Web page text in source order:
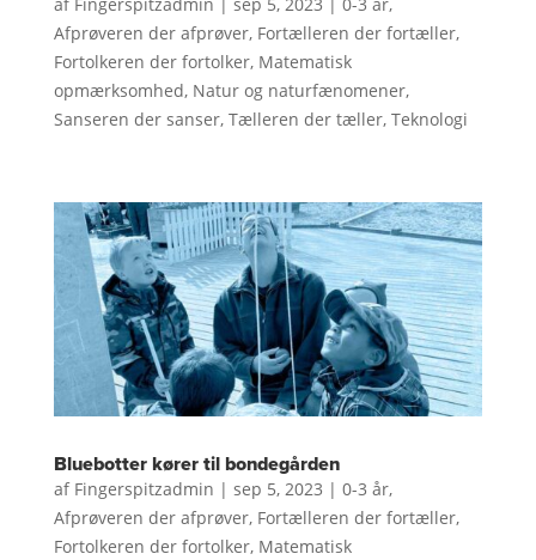
Afprøveren der afprøver, Fortælleren der fortæller,
Fortolkeren der fortolker, Matematisk
opmærksomhed, Natur og naturfænomener,
Sanseren der sanser, Tælleren der tæller, Teknologi
Bluebotter kører til bondegården
af Fingerspitzadmin | sep 5, 2023 | 0-3 år,
Afprøveren der afprøver, Fortælleren der fortæller,
Fortolkeren der fortolker, Matematisk